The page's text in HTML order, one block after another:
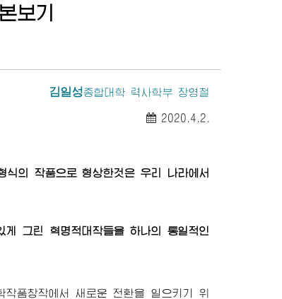
보기
김일성종합대학 력사학부 장영철
2020.4.2.
식의 작품으로 형상한것은 우리 나라에서
그린 혁명적대작들을 하나의 통일적인
품창작에서 새로운 전환을 일으키기 위